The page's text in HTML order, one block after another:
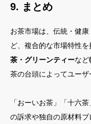
9. まとめ
お茶市場は、伝統・健
ど、複合的な市場特性を
茶・グリーンティーなど
茶の台頭によってユーザ
「おーいお茶」「十六
の訴求や独自の原材料